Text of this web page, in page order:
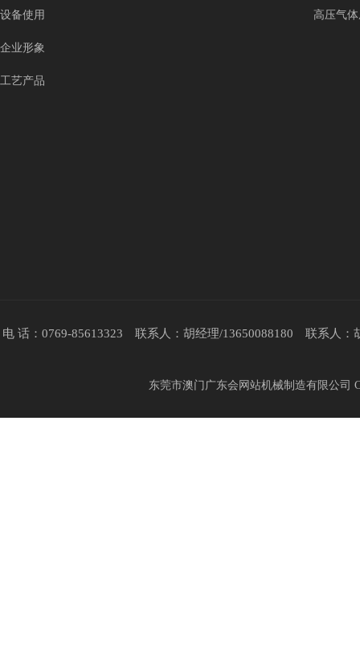
设备使用
企业形象
工艺产品
高压气
电 话：0769-85613323 联系人：胡经理/13650088180 联系人
东莞市澳门广东会网站机械制造有限公司